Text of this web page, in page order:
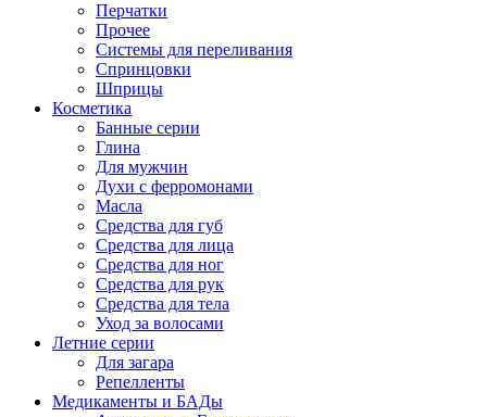
Перчатки
Прочее
Системы для переливания
Спринцовки
Шприцы
Косметика
Банные серии
Глина
Для мужчин
Духи с ферромонами
Масла
Средства для губ
Средства для лица
Средства для ног
Средства для рук
Средства для тела
Уход за волосами
Летние серии
Для загара
Репелленты
Медикаменты и БАДы